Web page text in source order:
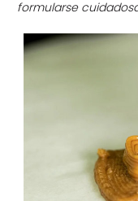
formularse